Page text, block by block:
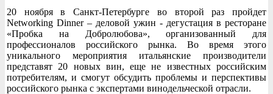
20 ноября в Санкт-Петербурге во второй раз пройдет
Networking Dinner – деловой ужин - дегустация в ресторане
«Пробка на Добролюбова», организованный для
профессионалов российского рынка. Во время этого
уникального мероприятия итальянские производители
представят 20 новых вин, еще не известных российским
потребителям, и смогут обсудить проблемы и перспективы
российского рынка с экспертами винодельческой отрасли.